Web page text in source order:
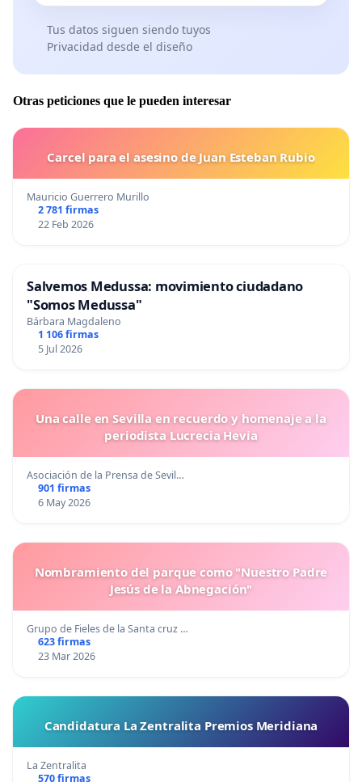
Tus datos siguen siendo tuyos
Privacidad desde el diseño
Otras peticiones que le pueden interesar
Carcel para el asesino de Juan Esteban Rubio
Mauricio Guerrero Murillo
2 781 firmas
22 Feb 2026
Salvemos Medussa: movimiento ciudadano
"Somos Medussa"
Bárbara Magdaleno
1 106 firmas
5 Jul 2026
Una calle en Sevilla en recuerdo y homenaje a la
periodista Lucrecia Hevia
Asociación de la Prensa de Sevil…
901 firmas
6 May 2026
Nombramiento del parque como "Nuestro Padre
Jesús de la Abnegación"
Grupo de Fieles de la Santa cruz …
623 firmas
23 Mar 2026
Candidatura La Zentralita Premios Meridiana
La Zentralita
570 firmas